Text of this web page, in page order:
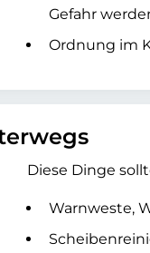
Gefahr
Ordnung im
Diese Dinge
Warnweste,